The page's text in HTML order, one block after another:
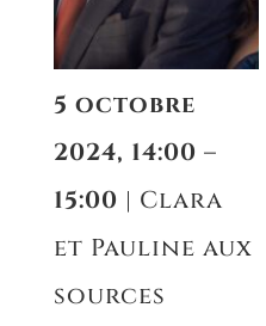
5 octobre
2024, 14:00 –
15:00 | Clara
et Pauline aux
sources